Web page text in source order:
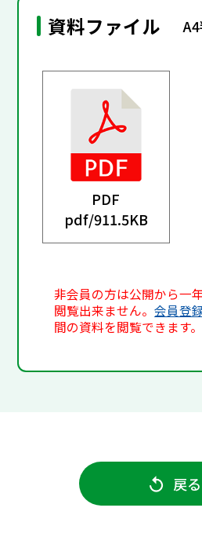
資料ファイル
PDF
pdf/911.5KB
非会員の方は公開から一
閲覧出来ません。会員登
間の資料を閲覧できます。
戻る